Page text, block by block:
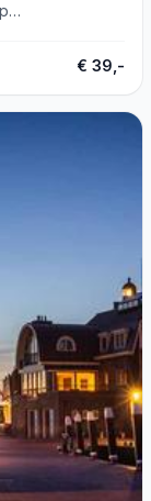
€ 39,-